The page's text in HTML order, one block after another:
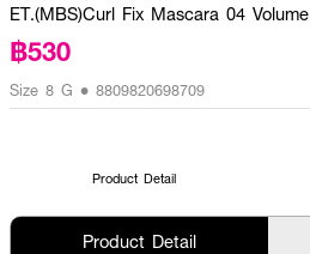
ET.(MBS)Curl Fix Mascara 04 Volume
฿530
Size 8 G • 8809820698709
Product Detail
Product Detail